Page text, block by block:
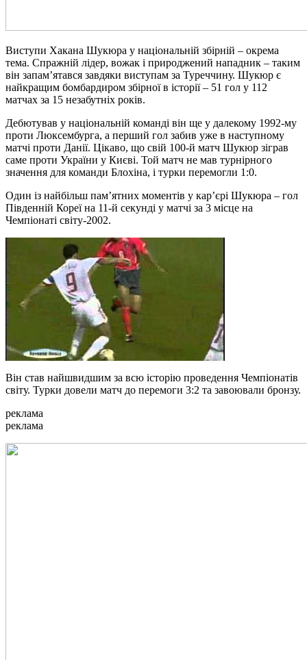
Виступи Хакана Шукюра у національній збірній – окрема
тема. Спражній лідер, вожак і природжений нападник – таким
він запам’ятався завдяки виступам за Туреччину. Шукюр є
найкращим бомбардиром збірної в історії – 51 гол у 112
матчах за 15 незабутніх років.
Дебютував у національній команді він ще у далекому 1992-му
проти Люксембурга, а перший гол забив уже в наступному
матчі проти Данії. Цікаво, що свій 100-й матч Шукюр зіграв
саме проти України у Києві. Той матч не мав турнірного
значення для команди Блохіна, і турки перемогли 1:0.
Один із найбільш пам’ятних моментів у кар’єрі Шукюра – гол
Південній Кореї на 11-й секунді у матчі за 3 місце на
Чемпіонаті світу-2002.
Він став найшвидшим за всю історію проведення Чемпіонатів
світу. Турки довели матч до перемоги 3:2 та завоювали бронзу.
реклама
реклама